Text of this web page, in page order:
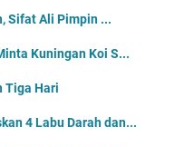
Sifat Ali Pimpin ...
Kuningan Koi S...
Tiga Hari
4 Labu Darah dan...